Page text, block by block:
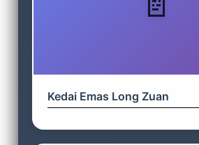
Kedai Emas Long Zuan